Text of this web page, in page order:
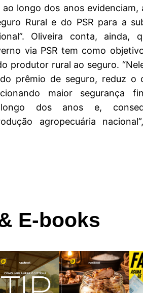
longo dos anos evidenciam,
Rural e do PSR para a
Oliveira conta, ainda,
via PSR tem como
produtor rural ao seguro.
prêmio de seguro, reduz o
maior segurança
dos anos e,
agropecuária
E-books